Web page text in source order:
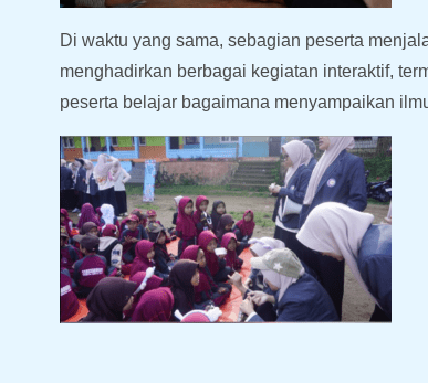
Di waktu yang sama, sebagian peserta
menghadirkan berbagai kegiatan interaktif,
peserta belajar bagaimana menyampaikan